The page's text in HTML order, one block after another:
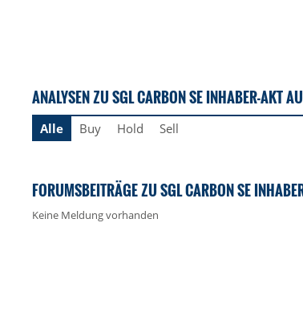
ANALYSEN ZU SGL CARBON SE INHABER-AKT
Alle Buy Hold Sell
FORUMSBEITRÄGE ZU SGL CARBON SE
Keine Meldung vorhanden